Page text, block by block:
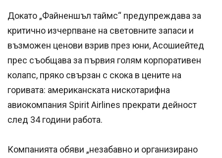
Докато „Файненшъл таймс“ предупреждава за
критично изчерпване на световните запаси и
възможен ценови взрив през юни, Асошиейтед
прес съобщава за първия голям корпоративен
колапс, пряко свързан с скока в цените на
горивата: американската нискотарифна
авиокомпания Spirit Airlines прекрати дейност
след 34 години работа.
Компанията обяви „незабавно и организирано